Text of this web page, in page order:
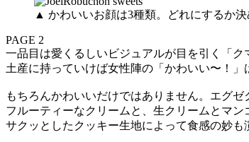
▲ かわいいお顔は3種類。どれにするか
PAGE 2
一品目は愛くるしいビジュアルが目を引く「
土産に持っていけば女性陣の「かわいい〜！」
もちろんかわいいだけではありません。エグ
フルーティーなクリームと、生クリームとマ
サクッとしたクッキー生地によって食感の妙も